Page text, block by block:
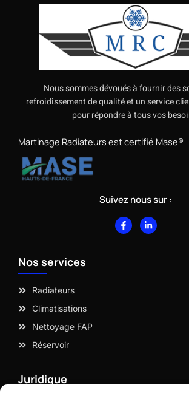
Nous sommes dévoués à fournir des
refroidissement de qualité et un service
pour répondre à tous vos
Martinage Radiateurs est certifié Mase®
Suivez nous sur :
F
a
c
L
i
n
Nos services
Radiateurs
Climatisations
Nettoyage FAP
Réservoir
Juridique